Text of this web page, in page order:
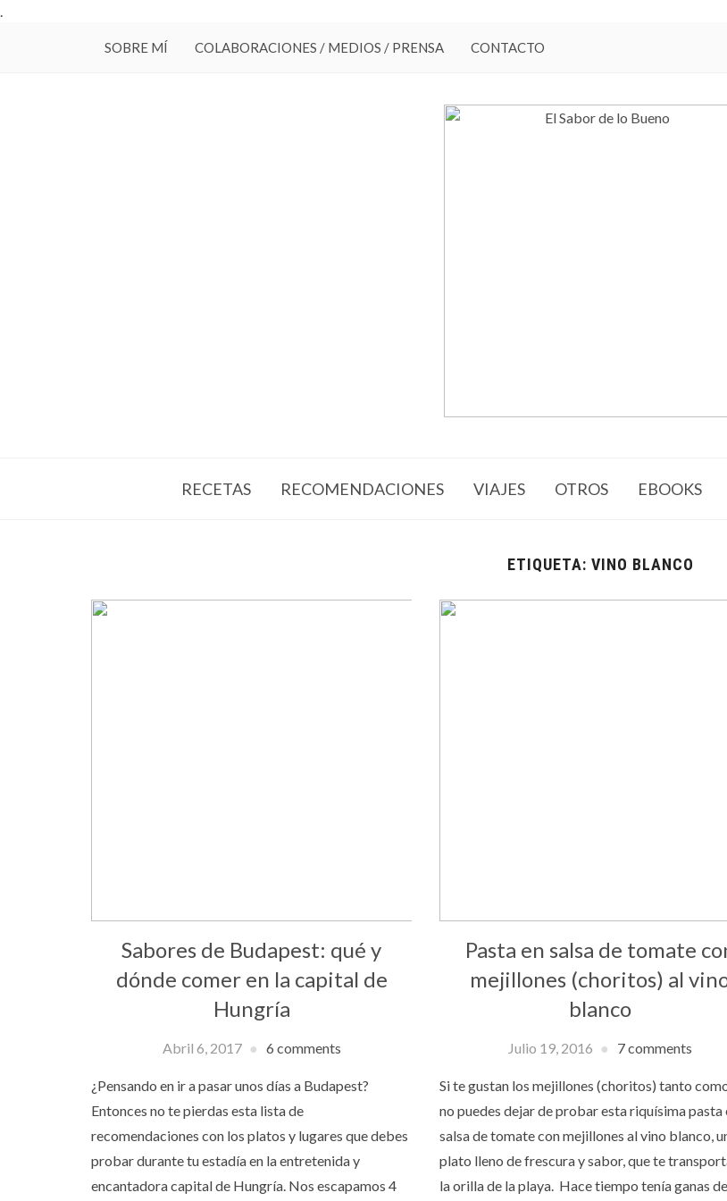
.
SOBRE MÍ COLABORACIONES / MEDIOS / PRENSA CONTACTO
RECETAS RECOMENDACIONES VIAJES OTROS EBOOKS
ETIQUETA: VINO BLANCO
Sabores de Budapest: qué y
dónde comer en la capital de
Hungría
Abril 6, 2017 6 comments
¿Pensando en ir a pasar unos días a Budapest?
Entonces no te pierdas esta lista de
recomendaciones con los platos y lugares que debes
probar durante tu estadía en la entretenida y
encantadora capital de Hungría. Nos escapamos 4
Pasta en salsa de tomate
mejillones (choritos) al
blanco
Julio 19, 2016 7 comments
Si te gustan los mejillones (choritos) tanto
no puedes dejar de probar esta riquísima pasta
salsa de tomate con mejillones al vino blanco,
plato lleno de frescura y sabor, que te
la orilla de la playa. Hace tiempo tenía ganas de